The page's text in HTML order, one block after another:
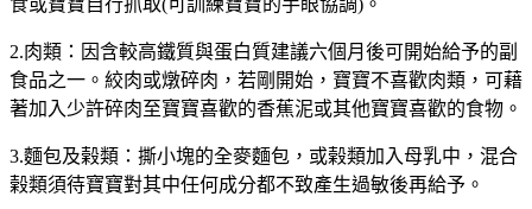
食或寶寶自行抓取(可訓練寶寶的手眼協調)。
2.肉類：因含較高鐵質與蛋白質建議六個月後可開始給予的副
食品之一。絞肉或燉碎肉，若剛開始，寶寶不喜歡肉類，可藉
著加入少許碎肉至寶寶喜歡的香蕉泥或其他寶寶喜歡的食物。
3.麵包及榖類：撕小塊的全麥麵包，或榖類加入母乳中，混合
榖類須待寶寶對其中任何成分都不致產生過敏後再給予。